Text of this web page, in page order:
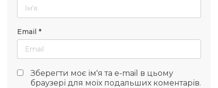
Email *
Зберегти моє ім'я та e-mail в цьому
браузері для моїх подальших коментарів.